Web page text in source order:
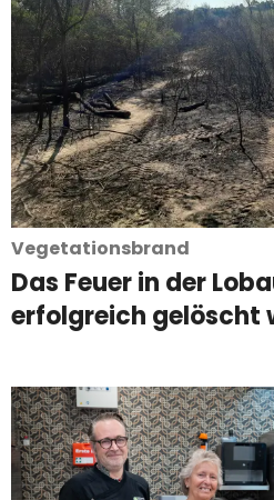
Vegetationsbrand
Das Feuer in der
erfolgreich gelöscht